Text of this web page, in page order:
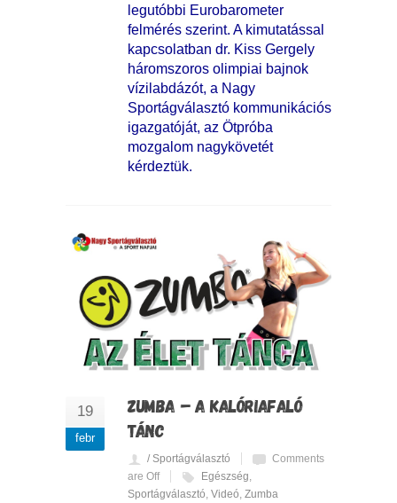
legutóbbi Eurobarometer
felmérés szerint. A kimutatással
kapcsolatban dr. Kiss Gergely
háromszoros olimpiai bajnok
vízilabdázót, a Nagy
Sportágválasztó kommunikációs
igazgatóját, az Ötpróba
mozgalom nagykövetét
kérdeztük.
19
febr
ZUMBA – A KALÓRIAFALÓ
TÁNC
/ Sportágválasztó
Comments
are Off
Egészség,
Sportágválasztó, Videó, Zumba